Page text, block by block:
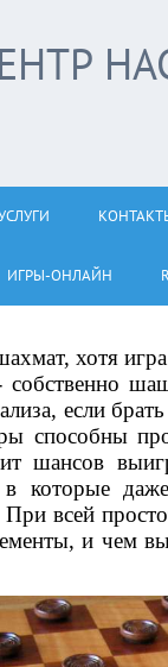
ИГРЫ-ОНЛАЙН
хотя
если
способны
шансов
которые
всей
и чем